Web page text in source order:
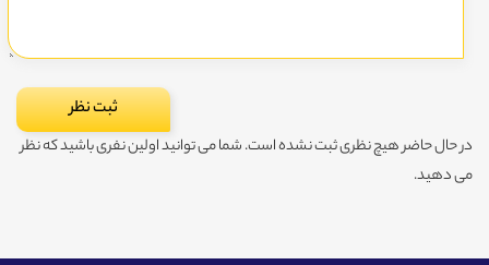
در حال حاضر هیچ نظری ثبت نشده است. شما می توانید اولین نفری باشید که نظر
می دهید.